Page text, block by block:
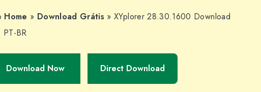
Home » Download Grátis »XYplorer 28.30.1600 Download
BR
Download Now Direct Download